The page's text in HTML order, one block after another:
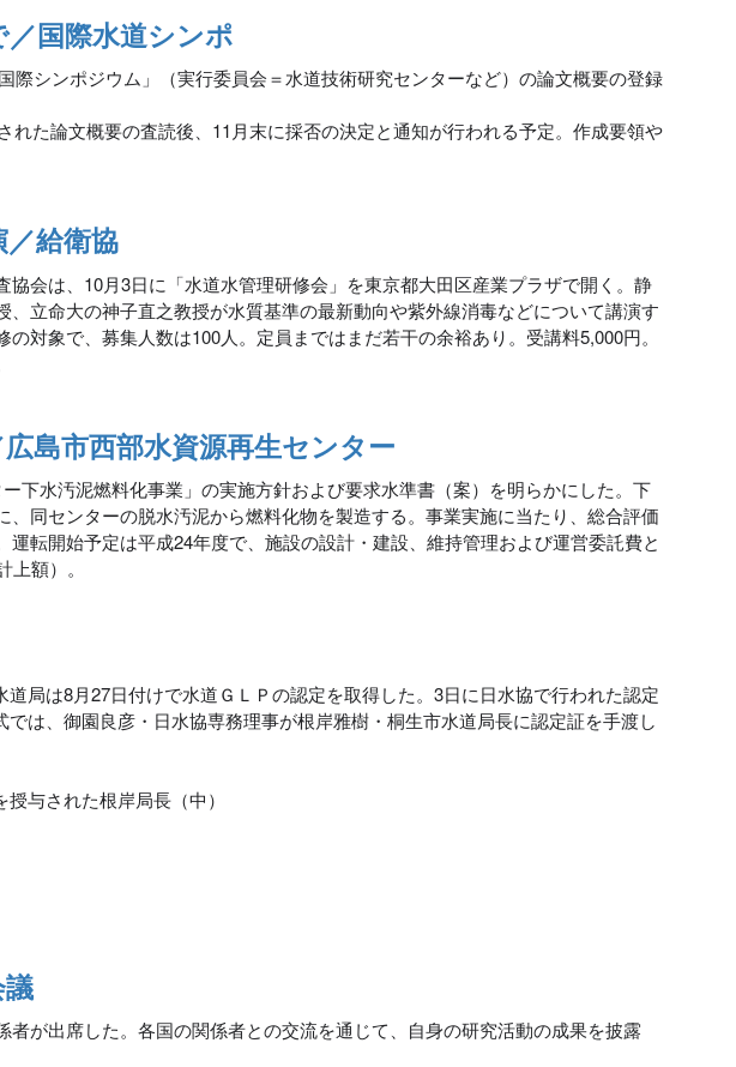
国際水道シンポ
際シンポジウム」（実行委員会＝水道技術研究センターなど）の論文概要の登録
た論文概要の査読後、11月末に採否の決定と通知が行われる予定。作成要領や
給衛協
会は、10月3日に「水道水管理研修会」を東京都大田区産業プラザで開く。静
立命大の神子直之教授が水質基準の最新動向や紫外線消毒などについて講演す
対象で、募集人数は100人。定員まではまだ若干の余裕あり。受講料5,000円。
島市西部水資源再生センター
下水汚泥燃料化事業」の実施方針および要求水準書（案）を明らかにした。下
同センターの脱水汚泥から燃料化物を製造する。事業実施に当たり、総合評価
転開始予定は平成24年度で、施設の設計・建設、維持管理および運営委託費と
額）。
道局は8月27日付けで水道ＧＬＰの認定を取得した。3日に日水協で行われた認定
では、御園良彦・日水協専務理事が根岸雅樹・桐生市水道局長に認定証を手渡し
授与された根岸局長（中）
者が出席した。各国の関係者との交流を通じて、自身の研究活動の成果を披露